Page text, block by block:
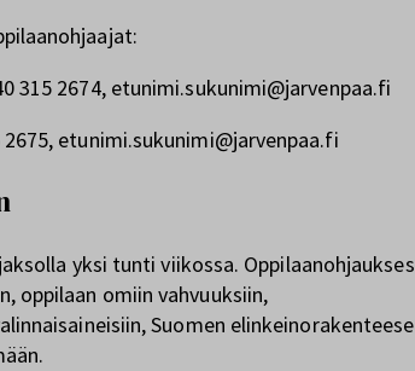
315 2674, etunimi.sukunimi@jarvenpaa.fi
2675, etunimi.sukunimi@jarvenpaa.fi
yksi tunti viikossa.
oppilaan omiin vahvuuksiin,
Suomen